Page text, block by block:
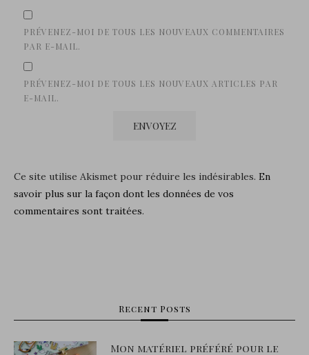
PRÉVENEZ-MOI DE TOUS LES NOUVEAUX COMMENTAIRES
PAR E-MAIL.
PRÉVENEZ-MOI DE TOUS LES NOUVEAUX ARTICLES PAR
E-MAIL.
Ce site utilise Akismet pour réduire les indésirables. En
savoir plus sur la façon dont les données de vos
commentaires sont traitées.
Recent Posts
Mon matériel préféré pour le